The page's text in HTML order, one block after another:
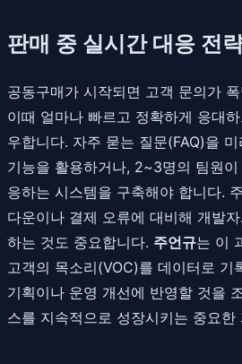
판매 중 실시간 대응 전
공동구매가 시작되면 고객 문의가
이때 얼마나 빠르고 정확하게 응대
우합니다. 자주 묻는 질문(FAQ)을
기능을 활용하거나, 2~3명의 팀원
응하는 시스템을 구축해야 합니다.
다운이나 결제 오류에 대비해 개발
하는 것도 중요합니다. 주언규는 이
고객의 목소리(VOC)를 데이터로 기
기획이나 운영 개선에 반영할 것을
스를 지속적으로 성장시키는 중요한